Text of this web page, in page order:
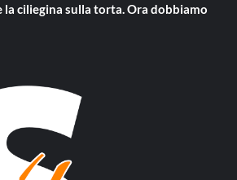
la ciliegina sulla torta. Ora dobbiamo